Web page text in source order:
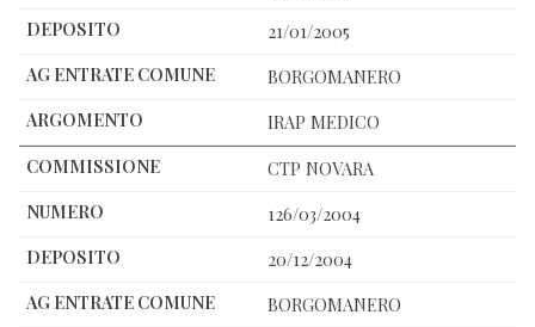
21/01/2005
BORGOMANERO
IRAP MEDICO
CTP NOVARA
126/03/2004
20/12/2004
BORGOMANERO